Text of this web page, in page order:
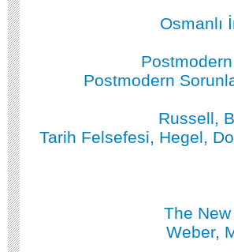
Osmanlı
Postmodern
Postmodern
Russell,
Tarih Felsefesi, Hegel,
The
Weber,